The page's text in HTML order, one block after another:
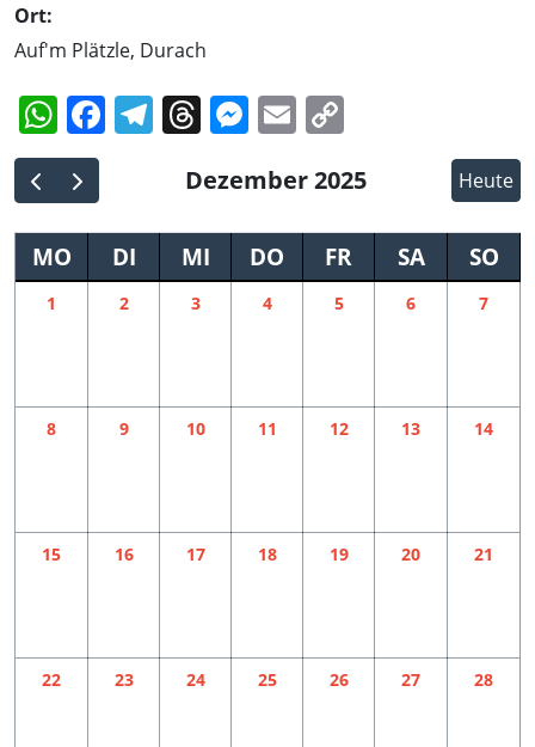
Ort:
Auf'm Plätzle, Durach
WhatsApp
Facebook
Telegram
Threads
Messenger
Email
Dezember 2025 Heute
MO DI MI DO FR SA SO
1 2 3 4 5 6 7
8 9 10 11 12 13 14
15 16 17 18 19 20 21
22 23 24 25 26 27 28